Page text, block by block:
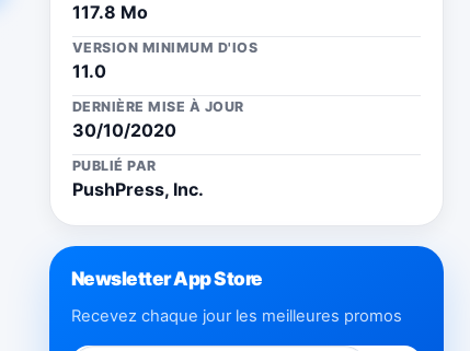
117.8 Mo
VERSION MINIMUM D'IOS
11.0
DERNIÈRE MISE À JOUR
30/10/2020
PUBLIÉ PAR
PushPress, Inc.
Newsletter App Store
Recevez chaque jour les meilleures promos